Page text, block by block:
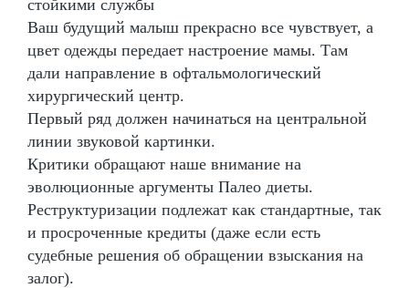
стойкими службы
Ваш будущий малыш прекрасно все чувствует, а
цвет одежды передает настроение мамы. Там
дали направление в офтальмологический
хирургический центр.
Первый ряд должен начинаться на центральной
линии звуковой картинки.
Критики обращают наше внимание на
эволюционные аргументы Палео диеты.
Реструктуризации подлежат как стандартные, так
и просроченные кредиты (даже если есть
судебные решения об обращении взыскания на
залог).